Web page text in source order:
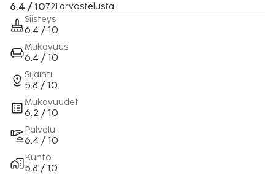
6.4 / 10721 arvostelusta
Siisteys
6.4 / 10
Mukavuus
6.4 / 10
Sijainti
5.8 / 10
Mukavuudet
6.2 / 10
Palvelu
6.4 / 10
Kunto
5.8 / 10